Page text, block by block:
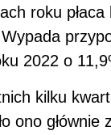
roku
2022 o
kilku
ono